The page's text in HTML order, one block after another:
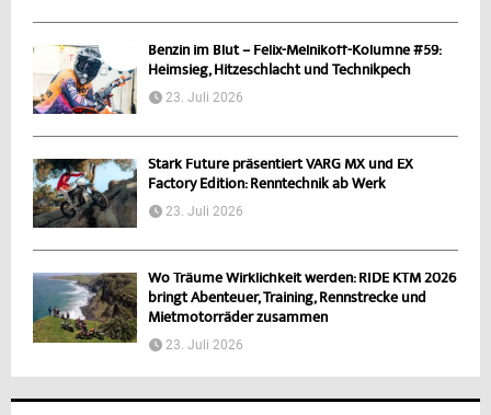
Benzin im Blut – Felix-Melnikoff-Kolumne #59:
Heimsieg, Hitzeschlacht und Technikpech
23. Juli 2026
Stark Future präsentiert VARG MX und EX
Factory Edition: Renntechnik ab Werk
23. Juli 2026
Wo Träume Wirklichkeit werden: RIDE KTM 2026
bringt Abenteuer, Training, Rennstrecke und
Mietmotorräder zusammen
23. Juli 2026